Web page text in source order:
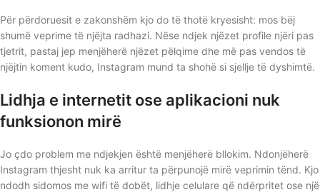
Për përdoruesit e zakonshëm kjo do të thotë kryesisht: mos bëj
shumë veprime të njëjta radhazi. Nëse ndjek njëzet profile njëri pas
tjetrit, pastaj jep menjëherë njëzet pëlqime dhe më pas vendos të
njëjtin koment kudo, Instagram mund ta shohë si sjellje të dyshimtë.
Lidhja e internetit ose aplikacioni nuk
funksionon mirë
Jo çdo problem me ndjekjen është menjëherë bllokim. Ndonjëherë
Instagram thjesht nuk ka arritur ta përpunojë mirë veprimin tënd. Kjo
ndodh sidomos me wifi të dobët, lidhje celulare që ndërpritet ose një